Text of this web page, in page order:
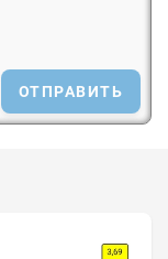
ОТПРАВИТЬ